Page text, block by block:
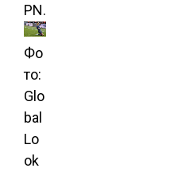
PN.
Фо
то:
Glo
bal
Lo
ok